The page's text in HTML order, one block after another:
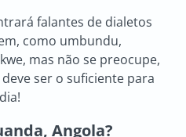
falantes de dialetos
como umbundu,
mas não se preocupe,
ser o suficiente para
Angola?